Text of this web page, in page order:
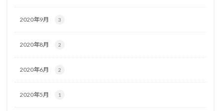
2020年9月 3
2020年8月 2
2020年6月 2
2020年5月 1